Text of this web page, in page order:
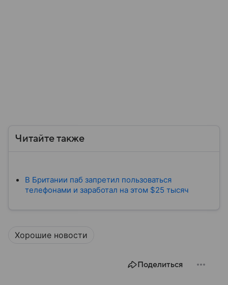
Читайте также
В Британии паб запретил пользоваться
телефонами и заработал на этом $25 тысяч
Хорошие новости
Поделиться